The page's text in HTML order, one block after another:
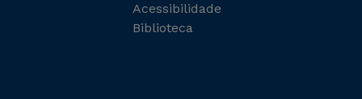
Acessibilidade
Biblioteca